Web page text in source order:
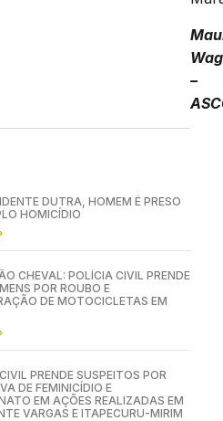
–
DUTRA, HOMEM É PRESO
HOMICÍDIO
CHEVAL: POLÍCIA CIVIL PRENDE
POR ROUBO E
DE MOTOCICLETAS EM
PRENDE SUSPEITOS POR
DE FEMINICÍDIO E
EM AÇÕES REALIZADAS EM
VARGAS E ITAPECURU-MIRIM